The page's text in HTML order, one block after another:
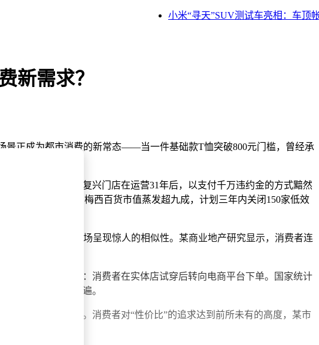
小米“寻天”SUV测试车亮相：车顶帐
新需求？
景正成为都市消费的新常态——当一件基础款T恤突破800元门槛，曾经承
闭店。北京百盛复兴门店在运营31年后，以支付千万违约金的方式黯然
数量达8200家，梅西百货市值蒸发超九成，计划三年内关闭150家低效
牌组合，全国商场呈现惊人的相似性。某商业地产研究显示，消费者连
出“试衣间经济”：消费者在实体店试穿后转向电商平台下单。国家统计
厅”的现象愈发普遍。
占比提升至62%。消费者对“性价比”的追求达到前所未有的高度，某市